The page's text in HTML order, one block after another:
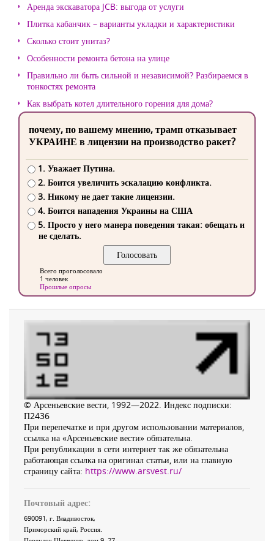
Аренда экскаватора JCB: выгода от услуги
Плитка кабанчик – варианты укладки и характеристики
Сколько стоит унитаз?
Особенности ремонта бетона на улице
Правильно ли быть сильной и независимой? Разбираемся в
тонкостях ремонта
Как выбрать котел длительного горения для дома?
почему, по вашему мнению, трамп отказывает
УКРАИНЕ в лицензии на производство ракет?
1. Уважает Путина.
2. Боится увеличить эскалацию конфликта.
3. Никому не дает такие лицензии.
4. Боится нападения Украины на США
5. Просто у него манера поведения такая: обещать и
не сделать.
Всего проголосовало
1 человек
Прошлые опросы
© Арсеньевские вести, 1992—2022. Индекс подписки:
П2436
При перепечатке и при другом использовании материалов,
ссылка на «Арсеньевские вести» обязательна.
При републикации в сети интернет так же обязательна
работающая ссылка на оригинал статьи, или на главную
страницу сайта: https://www.arsvest.ru/
Почтовый адрес:
690091, г. Владивосток,
Приморский край, Россия